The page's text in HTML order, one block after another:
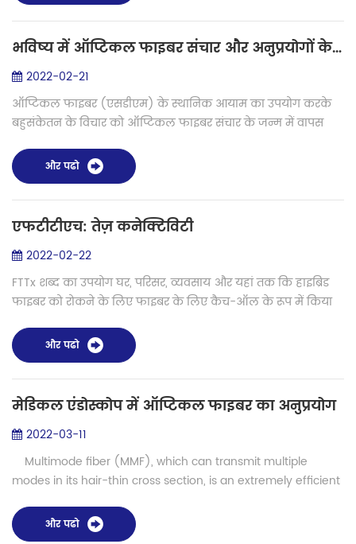
भविष्य में ऑप्टिकल फाइबर संचार और अनुप्रयोगों के लिए स्पेस-डिवीजन मल्टीप्लेक्सिंग
2022-02-21
ऑप्टिकल फाइबर (एसडीएम) के स्थानिक आयाम का उपयोग करके
बहुसंकेतन के विचार को ऑप्टिकल फाइबर संचार के जन्म में वापस
पर आधारित WDM ट्रांसमिशन सिस्...
और पढो
एफटीटीएच: तेज़ कनेक्टिविटी
2022-02-22
FTTx शब्द का उपयोग घर, परिसर, व्यवसाय और यहां तक ​​कि हाइब्रिड
फाइबर को रोकने के लिए फाइबर के लिए कैच-ऑल के रूप में किया
सभी विकल्पों...
और पढो
मेडिकल एंडोस्कोप में ऑप्टिकल फाइबर का अनुप्रयोग
2022-03-11
Multimode fiber (MMF), which can transmit multiple
modes in its hair-thin cross section, is an extremely efficient
It is wide...
और पढो